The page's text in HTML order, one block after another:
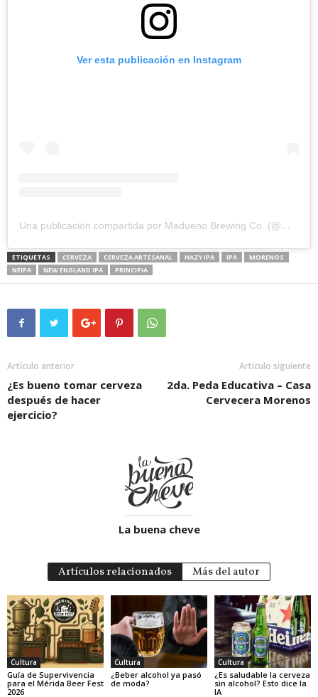
Ver esta publicación en Instagram
Una publicación compartida por Madueno Brewing Co. (@maduenobrewing)
ETIQUETAS CERVEZA CERVEZA ARTESANAL HAZY IPA IPA
MORENOS
NEIPA
NEW ENGLAND IPA PRINCIPIA
Artículo anterior
¿Es bueno tomar cerveza
después de hacer
ejercicio?
Artículo siguiente
2da. Peda Educativa – Casa
Cervecera Morenos
La buena cheve
Artículos relacionados Más del autor
Cultura
Guía de Supervivencia
para el Mérida Beer Fest
2026
Cultura
¿Beber alcohol ya pasó
de moda?
Cultura
¿Es saludable la cerveza
sin alcohol? Esto dice la
IA